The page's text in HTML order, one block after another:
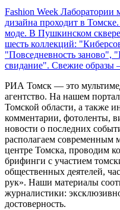
Fashion Week Лаборатории
дизайна проходит в
моде. В Пушкинском
шесть коллекций:
"Повседневность заново",
свидание". Свежие образы
РИА Томск — это
агентство. На нашем
Томской области, а также
комментарии, фотоленты,
новости о последних
располагаем современным
центре Томска, проводим
брифинги с участием
общественных деятелей,
рук». Наши материалы
журналистики:
достоверность.